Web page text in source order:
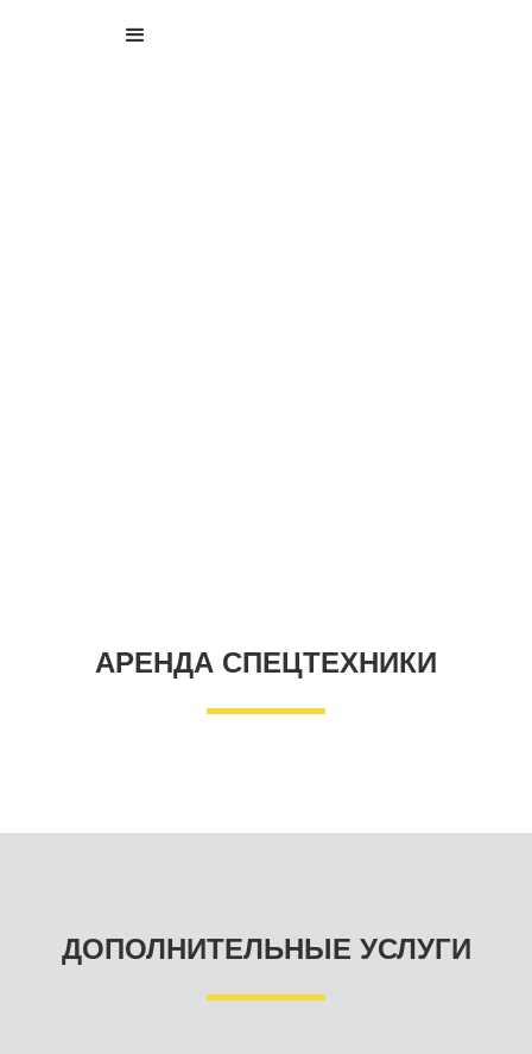
АРЕНДА СПЕЦТЕХНИКИ
ДОПОЛНИТЕЛЬНЫЕ УСЛУГИ